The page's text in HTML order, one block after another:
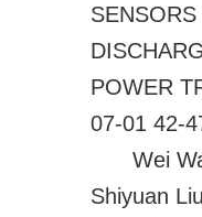
POWER
07-01 42-
Wei
Shiyuan